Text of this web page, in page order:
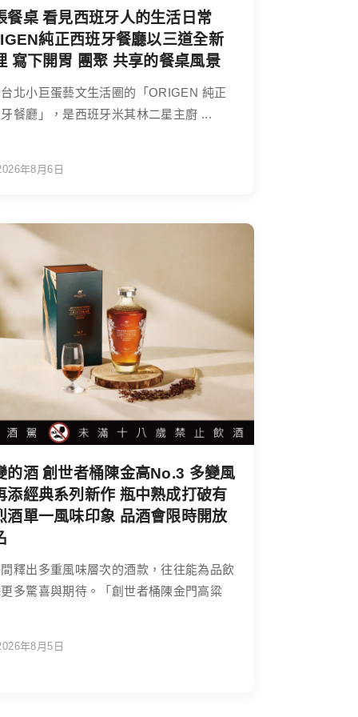
餐桌 看見西班牙人的生活日常
純正西班牙餐廳以三道全新
寫下開胃 團聚 共享的餐桌風景
北小巨蛋藝文生活圈的「ORIGEN 純正
餐廳」，是西班牙米其林二星主廚 ...
年8月6日
的酒 創世者桶陳金高No.3 多變風
添經典系列新作 瓶中熟成打破有
酒單一風味印象 品酒會限時開放
釋出多重風味層次的酒款，往往能為品飲
多驚喜與期待。「創世者桶陳金門高粱
年8月5日